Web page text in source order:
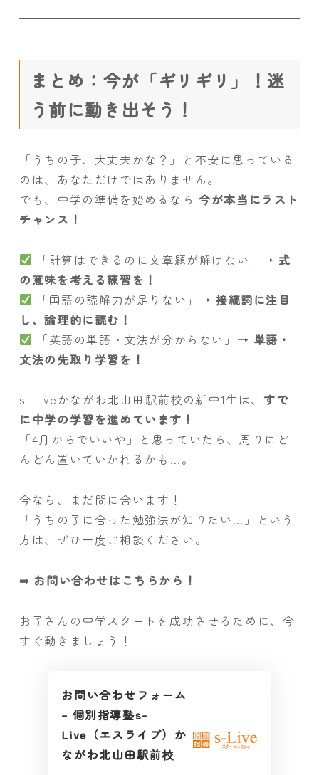
まとめ：今が「ギリギリ」！迷
う前に動き出そう！
「うちの子、大丈夫かな？」と不安に思っている
のは、あなただけではありません。
でも、中学の準備を始めるなら今が本当にラスト
チャンス！
「計算はできるのに文章題が解けない」→ 式
の意味を考える練習を！
「国語の読解力が足りない」→接続詞に注目
し、論理的に読む！
「英語の単語・文法が分からない」→ 単語・
文法の先取り学習を！
s-Liveかながわ北山田駅前校の新中1生は、 すで
に中学の学習を進めています！
「4月からでいいや」と思っていたら、周りにど
んどん置いていかれるかも…。
今なら、まだ間に合います！
「うちの子に合った勉強法が知りたい…」という
方は、ぜひ一度ご相談ください。
➡ お問い合わせはこちらから！
お子さんの中学スタートを成功させるために、今
すぐ動きましょう！
お問い合わせフォーム
– 個別指導塾s-
Live（エスライブ）か
ながわ北山田駅前校